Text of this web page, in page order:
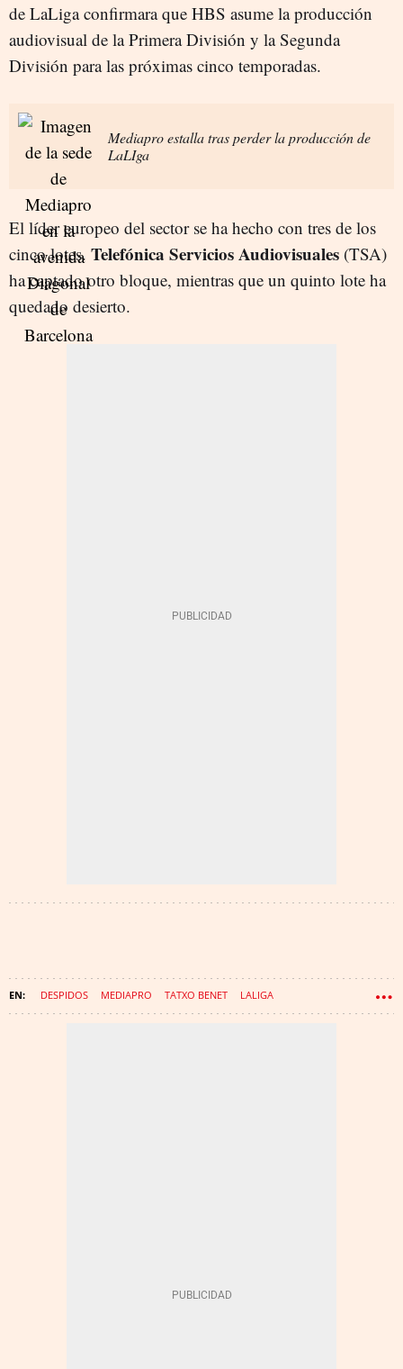
de LaLiga confirmara que HBS asume la producción
audiovisual de la Primera División y la Segunda
División para las próximas cinco temporadas.
Mediapro estalla tras perder la producción de
LaLIga
El líder europeo del sector se ha hecho con tres de los
cinco lotes. Telefónica Servicios Audiovisuales (TSA)
ha captado otro bloque, mientras que un quinto lote ha
quedado desierto.
DESPIDOS MEDIAPRO TATXO BENET LALIGA